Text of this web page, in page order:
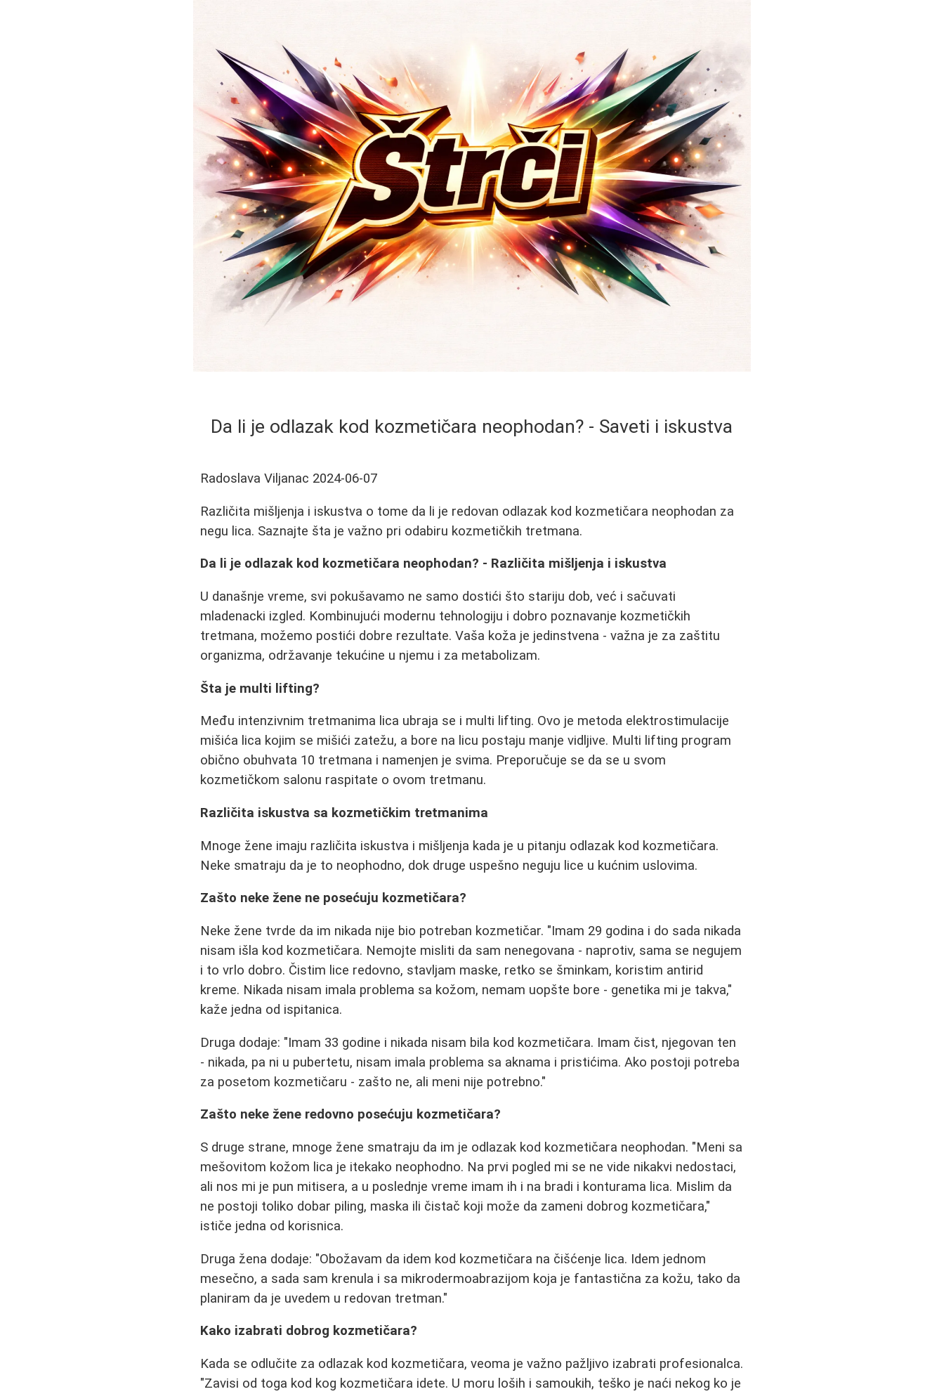
Da li je odlazak kod kozmetičara neophodan? - Saveti i iskustva
Radoslava Viljanac 2024-06-07
Različita mišljenja i iskustva o tome da li je redovan odlazak kod kozmetičara neophodan za
negu lica. Saznajte šta je važno pri odabiru kozmetičkih tretmana.
Da li je odlazak kod kozmetičara neophodan? - Različita mišljenja i iskustva
U današnje vreme, svi pokušavamo ne samo dostići što stariju dob, već i sačuvati
mladenacki izgled. Kombinujući modernu tehnologiju i dobro poznavanje kozmetičkih
tretmana, možemo postići dobre rezultate. Vaša koža je jedinstvena - važna je za zaštitu
organizma, održavanje tekućine u njemu i za metabolizam.
Šta je multi lifting?
Među intenzivnim tretmanima lica ubraja se i multi lifting. Ovo je metoda elektrostimulacije
mišića lica kojim se mišići zatežu, a bore na licu postaju manje vidljive. Multi lifting program
obično obuhvata 10 tretmana i namenjen je svima. Preporučuje se da se u svom
kozmetičkom salonu raspitate o ovom tretmanu.
Različita iskustva sa kozmetičkim tretmanima
Mnoge žene imaju različita iskustva i mišljenja kada je u pitanju odlazak kod kozmetičara.
Neke smatraju da je to neophodno, dok druge uspešno neguju lice u kućnim uslovima.
Zašto neke žene ne posećuju kozmetičara?
Neke žene tvrde da im nikada nije bio potreban kozmetičar. "Imam 29 godina i do sada nikada
nisam išla kod kozmetičara. Nemojte misliti da sam nenegovana - naprotiv, sama se negujem
i to vrlo dobro. Čistim lice redovno, stavljam maske, retko se šminkam, koristim antirid
kreme. Nikada nisam imala problema sa kožom, nemam uopšte bore - genetika mi je takva,"
kaže jedna od ispitanica.
Druga dodaje: "Imam 33 godine i nikada nisam bila kod kozmetičara. Imam čist, njegovan ten
- nikada, pa ni u pubertetu, nisam imala problema sa aknama i pristićima. Ako postoji potreba
za posetom kozmetičaru - zašto ne, ali meni nije potrebno."
Zašto neke žene redovno posećuju kozmetičara?
S druge strane, mnoge žene smatraju da im je odlazak kod kozmetičara neophodan. "Meni sa
mešovitom kožom lica je itekako neophodno. Na prvi pogled mi se ne vide nikakvi nedostaci,
ali nos mi je pun mitisera, a u poslednje vreme imam ih i na bradi i konturama lica. Mislim da
ne postoji toliko dobar piling, maska ili čistač koji može da zameni dobrog kozmetičara,"
ističe jedna od korisnica.
Druga žena dodaje: "Obožavam da idem kod kozmetičara na čišćenje lica. Idem jednom
mesečno, a sada sam krenula i sa mikrodermoabrazijom koja je fantastična za kožu, tako da
planiram da je uvedem u redovan tretman."
Kako izabrati dobrog kozmetičara?
Kada se odlučite za odlazak kod kozmetičara, veoma je važno pažljivo izabrati profesionalca.
"Zavisi od toga kod kog kozmetičara idete. U moru loših i samoukih, teško je naći nekog ko je